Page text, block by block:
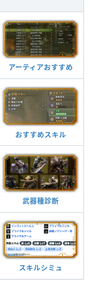
アーティアおすすめ
おすすめスキル
武器種診断
スキルシミュ